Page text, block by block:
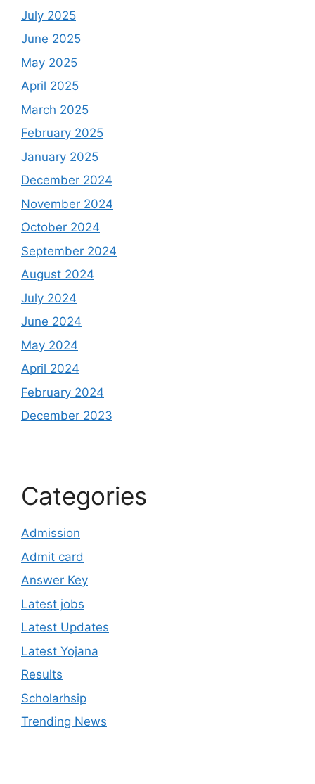
July 2025
June 2025
May 2025
April 2025
March 2025
February 2025
January 2025
December 2024
November 2024
October 2024
September 2024
August 2024
July 2024
June 2024
May 2024
April 2024
February 2024
December 2023
Categories
Admission
Admit card
Answer Key
Latest jobs
Latest Updates
Latest Yojana
Results
Scholarhsip
Trending News